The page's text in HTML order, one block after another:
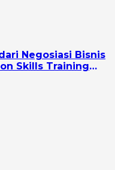
Negosiasi Bisnis
Skills Training